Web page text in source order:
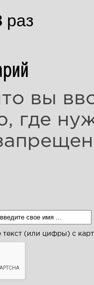
раз
вы
где
текст (или цифры) с